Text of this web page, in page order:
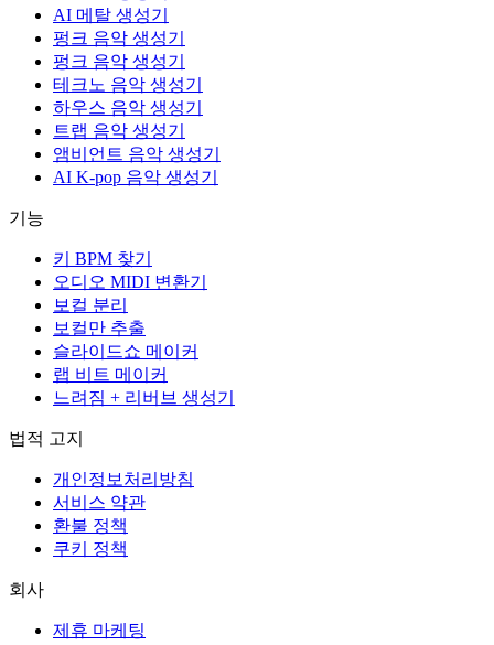
AI 메탈 생성기
펑크 음악 생성기
펑크 음악 생성기
테크노 음악 생성기
하우스 음악 생성기
트랩 음악 생성기
앰비언트 음악 생성기
AI K-pop 음악 생성기
기능
키 BPM 찾기
오디오 MIDI 변환기
보컬 분리
보컬만 추출
슬라이드쇼 메이커
랩 비트 메이커
느려짐 + 리버브 생성기
법적 고지
개인정보처리방침
서비스 약관
환불 정책
쿠키 정책
회사
제휴 마케팅